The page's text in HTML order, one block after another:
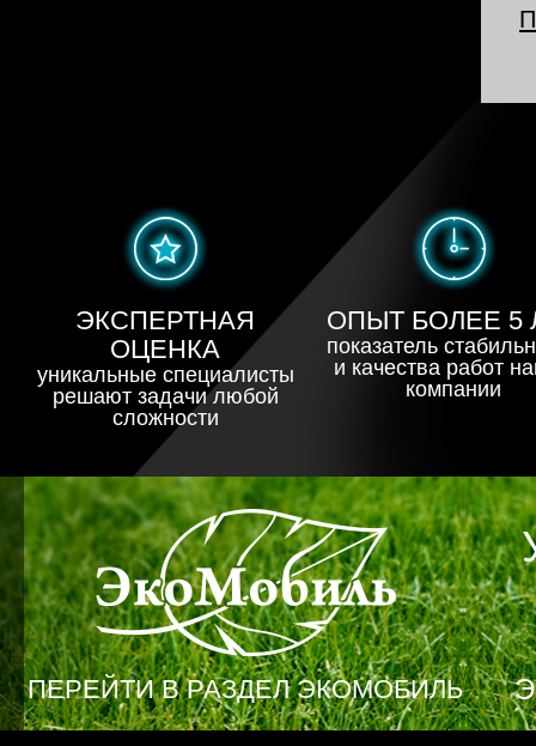
ЭКСПЕРТНАЯ
ОЦЕНКА
уникальные специалисты
решают задачи любой
сложности
ОПЫТ БОЛЕЕ 5
показатель
и качества работ
компании
Экомобиль
ПЕРЕЙТИ В РАЗДЕЛ ЭКОМОБИЛЬ